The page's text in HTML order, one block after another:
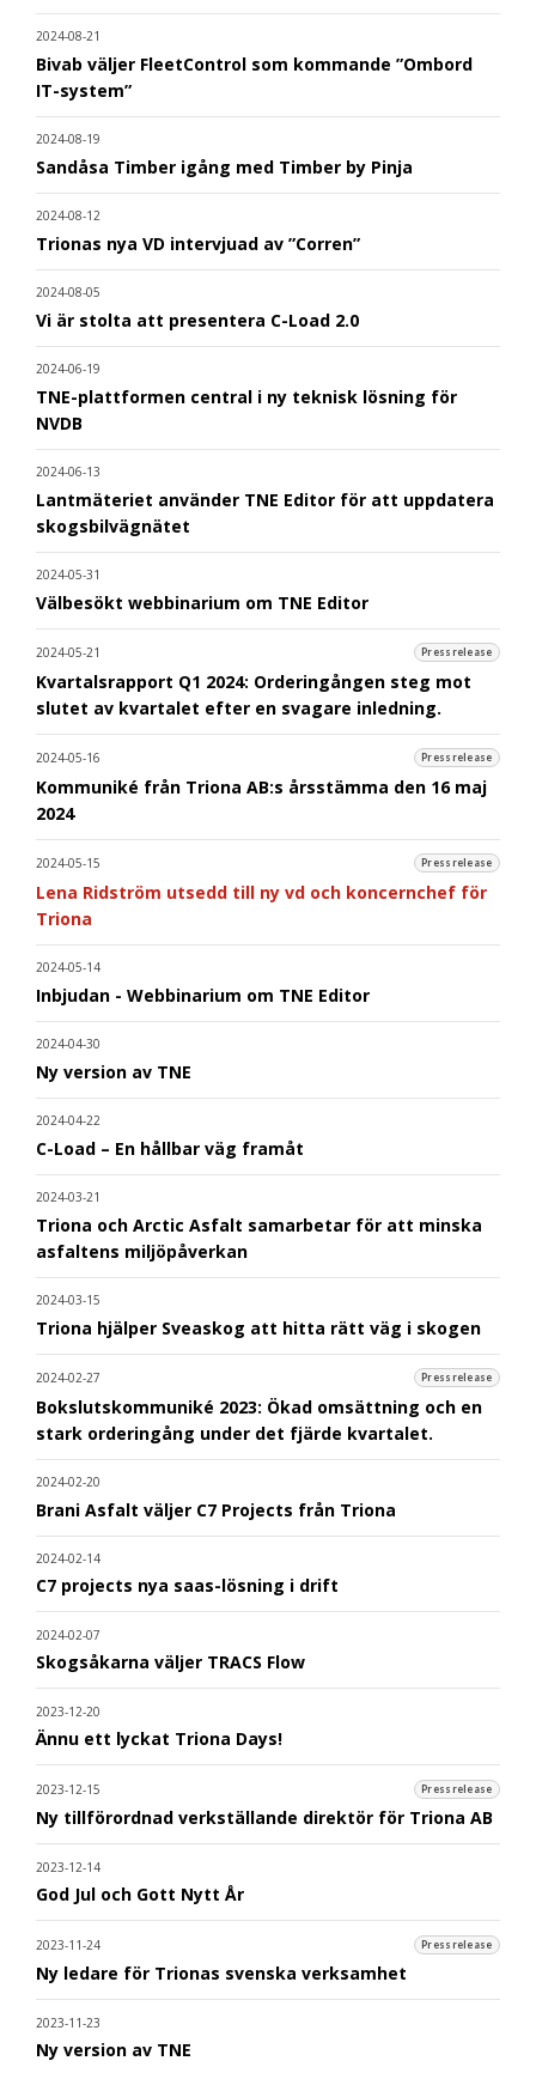
2024-08-21
Bivab väljer FleetControl som kommande ”Ombord
IT-system”
2024-08-19
Sandåsa Timber igång med Timber by Pinja
2024-08-12
Trionas nya VD intervjuad av ”Corren”
2024-08-05
Vi är stolta att presentera C-Load 2.0
2024-06-19
TNE-plattformen central i ny teknisk lösning för
NVDB
2024-06-13
Lantmäteriet använder TNE Editor för att uppdatera
skogsbilvägnätet
2024-05-31
Välbesökt webbinarium om TNE Editor
2024-05-21 Pressrelease
Kvartalsrapport Q1 2024: Orderingången steg mot
slutet av kvartalet efter en svagare inledning.
2024-05-16 Pressrelease
Kommuniké från Triona AB:s årsstämma den 16 maj
2024
2024-05-15 Pressrelease
Lena Ridström utsedd till ny vd och koncernchef för
Triona
2024-05-14
Inbjudan - Webbinarium om TNE Editor
2024-04-30
Ny version av TNE
2024-04-22
C-Load – En hållbar väg framåt
2024-03-21
Triona och Arctic Asfalt samarbetar för att minska
asfaltens miljöpåverkan
2024-03-15
Triona hjälper Sveaskog att hitta rätt väg i skogen
2024-02-27 Pressrelease
Bokslutskommuniké 2023: Ökad omsättning och en
stark orderingång under det fjärde kvartalet.
2024-02-20
Brani Asfalt väljer C7 Projects från Triona
2024-02-14
C7 projects nya saas-lösning i drift
2024-02-07
Skogsåkarna väljer TRACS Flow
2023-12-20
Ännu ett lyckat Triona Days!
2023-12-15 Pressrelease
Ny tillförordnad verkställande direktör för Triona AB
2023-12-14
God Jul och Gott Nytt År
2023-11-24 Pressrelease
Ny ledare för Trionas svenska verksamhet
2023-11-23
Ny version av TNE